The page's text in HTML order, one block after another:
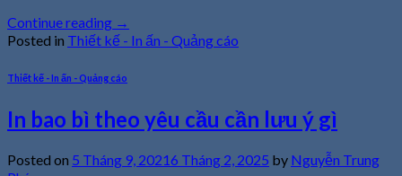
Continue reading →
Posted in Thiết kế - In ấn - Quảng cáo
Thiết kế - In ấn - Quảng cáo
In bao bì theo yêu cầu cần lưu ý gì
Posted on 5 Tháng 9, 20216 Tháng 2, 2025 by Nguyễn Trung